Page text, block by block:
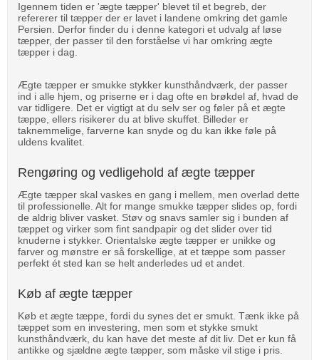
Igennem tiden er 'ægte tæpper' blevet til et begreb, der
refererer til tæpper der er lavet i landene omkring det gamle
Persien. Derfor finder du i denne kategori et udvalg af løse
tæpper, der passer til den forståelse vi har omkring ægte
tæpper i dag.
Ægte tæpper er smukke stykker kunsthåndværk, der passer
ind i alle hjem, og priserne er i dag ofte en brøkdel af, hvad de
var tidligere. Det er vigtigt at du selv ser og føler på et ægte
tæppe, ellers risikerer du at blive skuffet. Billeder er
taknemmelige, farverne kan snyde og du kan ikke føle på
uldens kvalitet.
Rengøring og vedligehold af ægte tæpper
Ægte tæpper skal vaskes en gang i mellem, men overlad dette
til professionelle. Alt for mange smukke tæpper slides op, fordi
de aldrig bliver vasket. Støv og snavs samler sig i bunden af
tæppet og virker som fint sandpapir og det slider over tid
knuderne i stykker. Orientalske ægte tæpper er unikke og
farver og mønstre er så forskellige, at et tæppe som passer
perfekt ét sted kan se helt anderledes ud et andet.
Køb af ægte tæpper
Køb et ægte tæppe, fordi du synes det er smukt. Tænk ikke på
tæppet som en investering, men som et stykke smukt
kunsthåndværk, du kan have det meste af dit liv. Det er kun få
antikke og sjældne ægte tæpper, som måske vil stige i pris.